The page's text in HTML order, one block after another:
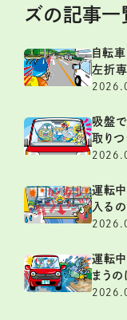
ズの記事一
自転
左折
吸盤
取りつ
運転
入る
運転
まうの